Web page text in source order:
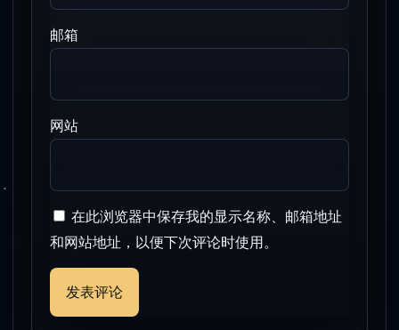
邮箱
网站
在此浏览器中保存我的显示名称、邮箱地址
和网站地址，以便下次评论时使用。